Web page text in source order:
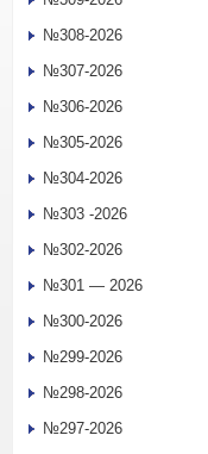
№308-2026
№307-2026
№306-2026
№305-2026
№304-2026
№303 -2026
№302-2026
№301 — 2026
№300-2026
№299-2026
№298-2026
№297-2026